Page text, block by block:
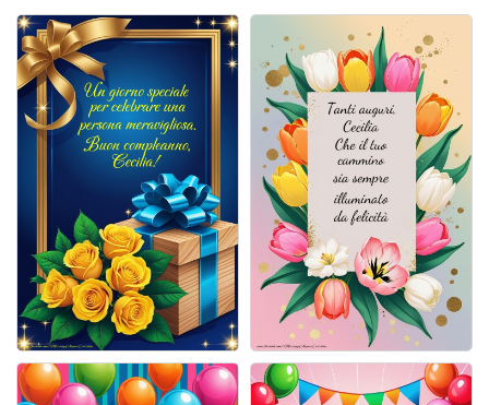
Cartoline animate
Accedi